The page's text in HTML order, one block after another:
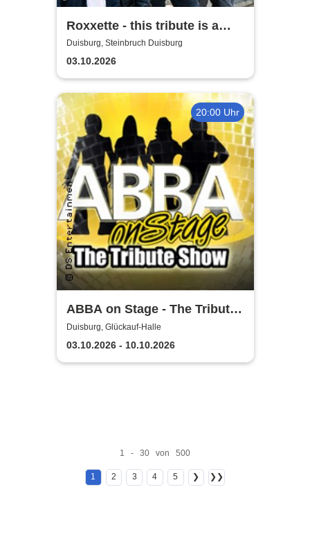
Roxxette - this tribute is a
passion
Duisburg, Steinbruch Duisburg
03.10.2026
20:00 Uhr
ABBA on Stage - The Tribute
Show
Duisburg, Glückauf-Halle
03.10.2026 - 10.10.2026
1 - 30 von 500
1 2 3 4 5 ❯ ❯❯